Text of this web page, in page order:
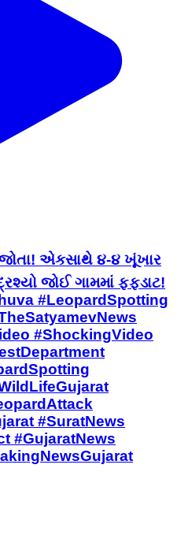
એકસાથે ૪-૪ ખૂંખાર
જોઈ ગામમાં ફફડાટ!
#LeopardSpotting
#ShockingVideo
​#SuratNews
#GujaratNews